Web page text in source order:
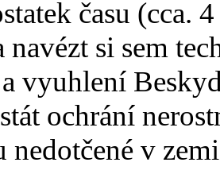
času (cca.
navézt si sem
vyuhlení
ochrání
nedotčené v